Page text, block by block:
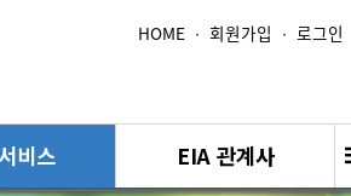
HOME ∙ 회원가입 ∙ 로그인
비스 EIA 관계사